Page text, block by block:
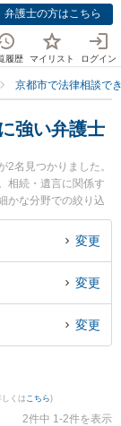
弁護士の方はこちら
履歴 マイリスト ログイン
京都市で法律相談で
強い弁護士
名見つかりました。
相続・遺言に関係す
かな分野での絞り込
司弁護士や山科総合
費用、強みなどが注
で遺言執行者の選任
い』などでお困りの
変更
変更
変更
くは こちら)
2件中 1-2件を表示